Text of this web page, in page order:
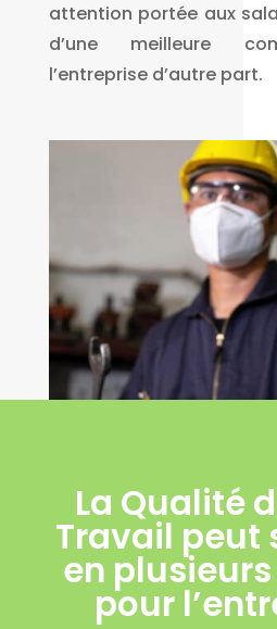
attention portée aux
d’une meilleure
l’entreprise d’autre part.
La Qualité
Travail peut
en
pour